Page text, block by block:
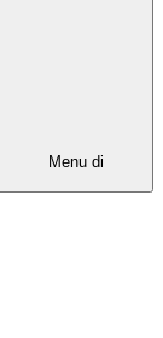
Menu di